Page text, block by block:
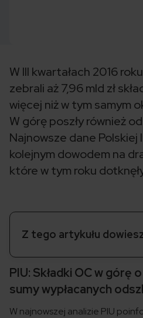
W III kwartałach 2016
zebrali aż 7,96 mld zł
więcej niż w tym samym
W górę poszły również
Najnowsze dane
kolejnym dowodem na
które w tym roku
Z tego artykułu
PIU: Składki OC w górę
sumy wypłacanych
W najnowszej analizie PIU